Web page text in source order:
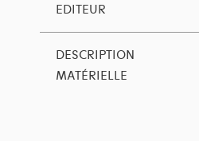
EDITEUR
DESCRIPTION
MATÉRIELLE